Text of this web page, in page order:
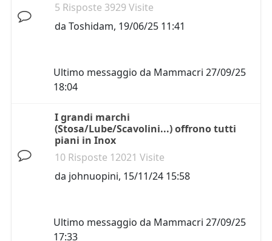
5 Risposte 3929 Visite
da Toshidam, 19/06/25 11:41
Ultimo messaggio da Mammacri 27/09/25
18:04
I grandi marchi
(Stosa/Lube/Scavolini...) offrono tutti
piani in Inox
10 Risposte 12021 Visite
da johnuopini, 15/11/24 15:58
Ultimo messaggio da Mammacri 27/09/25
17:33